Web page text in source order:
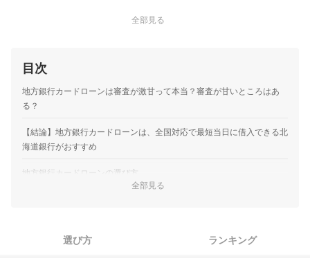
全部見る
目次
地方銀行カードローンは審査が激甘って本当？審査が甘いところはあ
る？
【結論】地方銀行カードローンは、全国対応で最短当日に借入できる北
海道銀行がおすすめ
地方銀行カードローンの選び方
上限金利が低くて返済負担が軽い地方銀行カードローンがおす
すめ
全部見る
選び方 ランキング